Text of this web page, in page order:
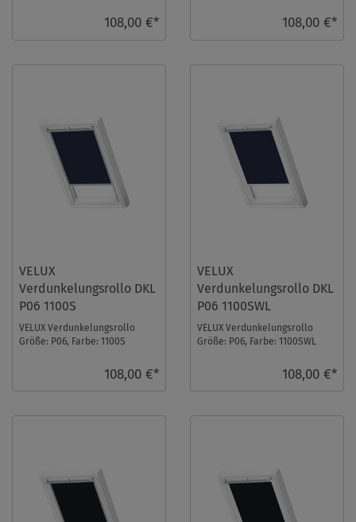
108,00 €* 108,00 €*
VELUX
Verdunkelungsrollo DKL
P06 1100S
VELUX Verdunkelungsrollo
Größe: P06, Farbe: 1100S
108,00 €*
VELUX
Verdunkelungsrollo DKL
P06 1100SWL
VELUX Verdunkelungsrollo
Größe: P06, Farbe: 1100SWL
108,00 €*